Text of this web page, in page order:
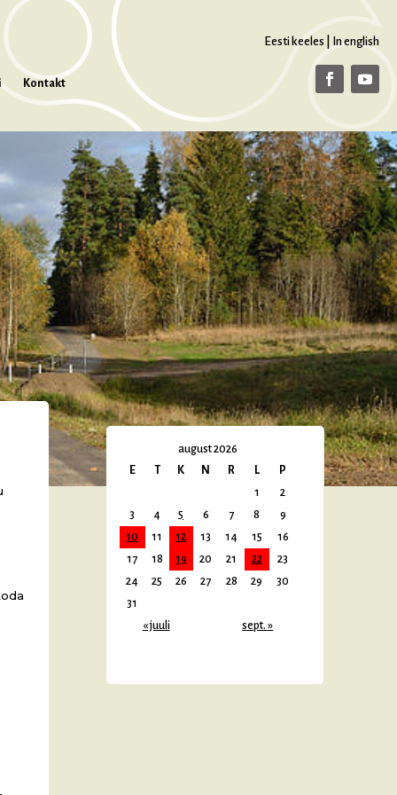
Kontakt
Eesti keeles In english
august 2026
E
T K N R L
P
1
2
3
4 5 6 7 8
9
10
11 12 13 14 15
16
17
18 19 20 21 22
23
24
25 26 27 28 29
30
31
« juuli
sept. »